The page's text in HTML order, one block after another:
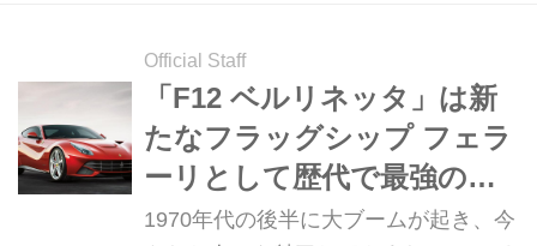
編集部／写真：フェラーリS.p.A.））
Official Staff
「F12 ベルリネッタ」は新
たなフラッグシップ フェラ
ーリとして歴代で最強の性
能を誇った【スーパーカー
1970年代の後半に大ブームが起き、今